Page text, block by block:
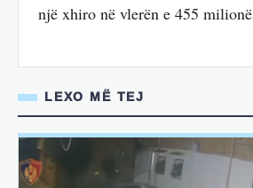
një xhiro në vlerën e 455 milionë
LEXO MË TEJ